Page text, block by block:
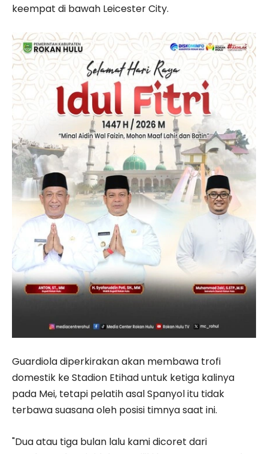
keempat di bawah Leicester City.
Guardiola diperkirakan akan membawa trofi
domestik ke Stadion Etihad untuk ketiga kalinya
pada Mei, tetapi pelatih asal Spanyol itu tidak
terbawa suasana oleh posisi timnya saat ini.
"Dua atau tiga bulan lalu kami dicoret dari